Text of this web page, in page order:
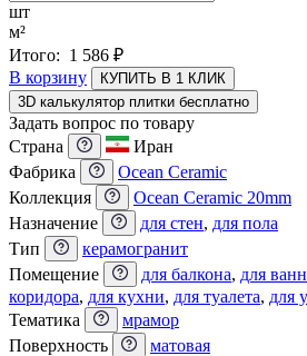
шт
м²
Итого: 1 586 ₽
В корзину
КУПИТЬ В 1 КЛИК
3D калькулятор плитки бесплатно
Задать вопрос по товару
Страна
Иран
Фабрика
Ocean Ceramic
Коллекция
Ocean Ceramic 20mm
Назначение
для стен, для пола
Тип
керамогранит
Помещение
для балкона, для
коридора, для кухни, для туалета, для
Тематика
мрамор
Поверхность
матовая